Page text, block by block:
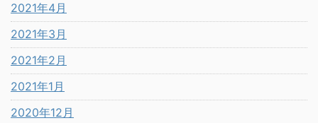
2021年4月
2021年3月
2021年2月
2021年1月
2020年12月